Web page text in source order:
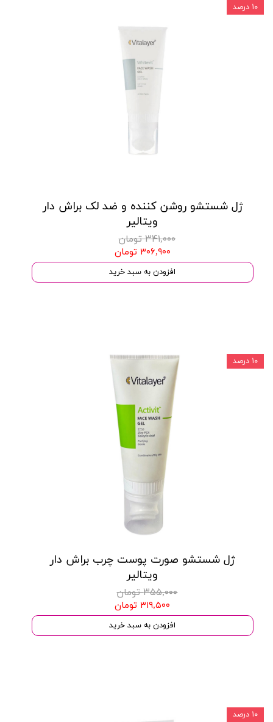
ژل شستشو روشن کننده و ضد لک براش دار
ویتالیر
۳۴۱,۰۰۰ تومان
۳۰۶,۹۰۰ تومان
افزودن به سبد خرید
۱۰ درصد
ژل شستشو صورت پوست چرب براش دار
ویتالیر
۳۵۵,۰۰۰ تومان
۳۱۹,۵۰۰ تومان
افزودن به سبد خرید
۱۰ درصد
۱۰ درصد